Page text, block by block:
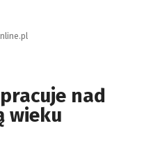
nad
wieku